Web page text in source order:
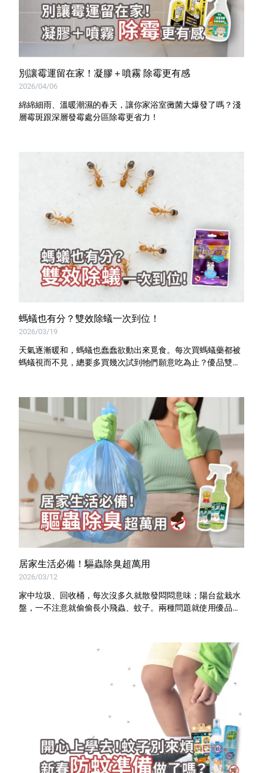
別讓霉運留在家！凝膠＋噴霧 除霉更有感
2026/04/06
綿綿細雨、溫暖潮濕的春天，讓你家浴室黴菌大爆發了嗎？淺
層霉斑跟深層發霉處分區除霉更省力！
螞蟻也有分？雙效除蟻一次到位！
2026/03/19
天氣逐漸暖和，螞蟻也蠢蠢欲動出來覓食。每次買螞蟻藥都被
螞蟻視而不見，總要多買幾次試到牠們願意吃為止？優品雙餌
居家生活必備！驅蟲除臭超萬用
2026/03/12
家中垃圾、回收桶，每次沒多久就散發悶悶意味；陽台盆栽水
盤，一不注意就偷偷長小飛蟲、蚊子。兩種問題就使用優品天